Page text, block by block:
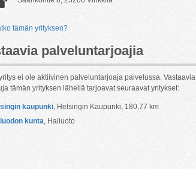
tämän yrityksen?
palveluntarjoajia
ei ole aktiivinen palveluntarjoaja palvelussa. Vastaavia
tämän yrityksen lähellä tarjoavat seuraavat yritykset:
kaupunki, Helsingin Kaupunki, 180,77 km
kunta, Hailuoto